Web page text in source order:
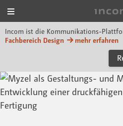
Incom ist die Kommunikations-
Fachbereich Design
mehr erfahren